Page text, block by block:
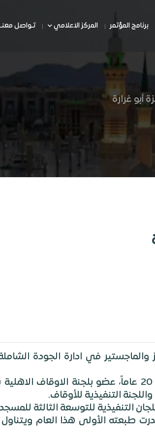
تـواصل المركز الاعلامي برنامج المؤتمر
أبو غرارة
في ادارة الجودة الشاملة
• من ابناء المدينة المنورة العاشقين لها، يعمل في قطاع الأوقاف منذ أكثر من 20 عاماً،
طبعته الأولى هذا العام ويتناول